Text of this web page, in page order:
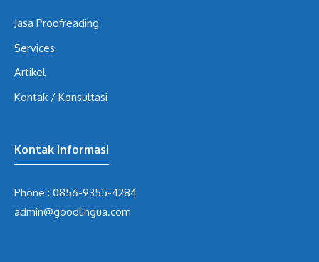
Jasa Proofreading
Services
Artikel
Kontak / Konsultasi
Kontak Informasi
Phone : 0856-9355-4284
admin@goodlingua.com